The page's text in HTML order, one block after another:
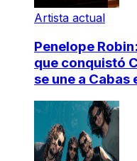
Artista actual
Penelope
que conquistó
se une a